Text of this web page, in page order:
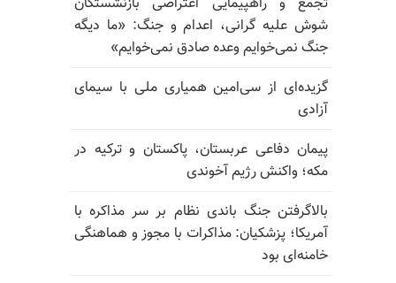
شوش علیه گرانی، اعدام و جنگ: «ما دیگه
جنگ نمی‌خوایم وعده صادق نمی‌خوایم»
گزیده‌ای از سی‌امین همیاری ملی با سیمای
آزادی
پیمان دفاعی عربستان، پاکستان و ترکیه در
مکه؛ واکنش رژیم آخوندی
بالا‌گرفتن جنگ باندی نظام بر سر مذاکره با
آمریکا؛ پزشکیان: مذاکرات با مجوز و هماهنگی
خامنه‌ای بود